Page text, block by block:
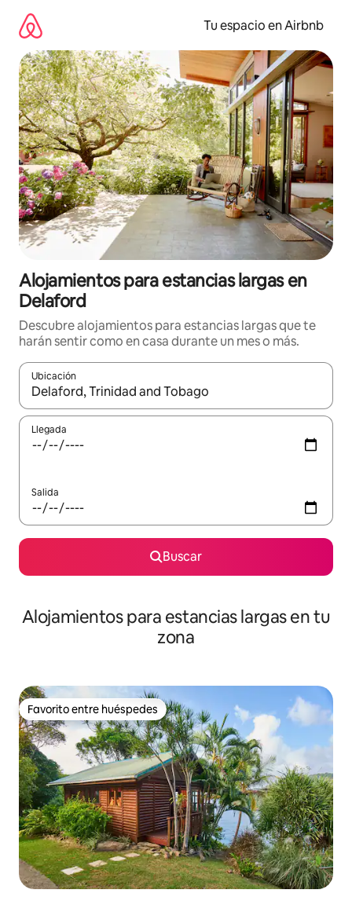
contenido
Tu espacio en Airbnb
Alojamientos para estancias largas en
Delaford
Descubre alojamientos para estancias largas que te
harán sentir como en casa durante un mes o más.
Ubicación
Cuando los resultados estén disponibles, podrás navegar
Llegada
Salida
Buscar
Alojamientos para estancias largas en tu
zona
Favorito entre huéspedes
Favorito entre huéspedes